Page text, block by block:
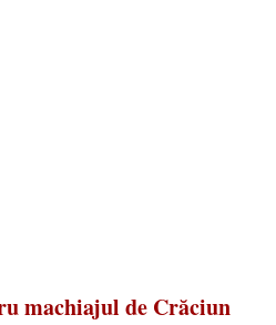
machiajul de Crăciun